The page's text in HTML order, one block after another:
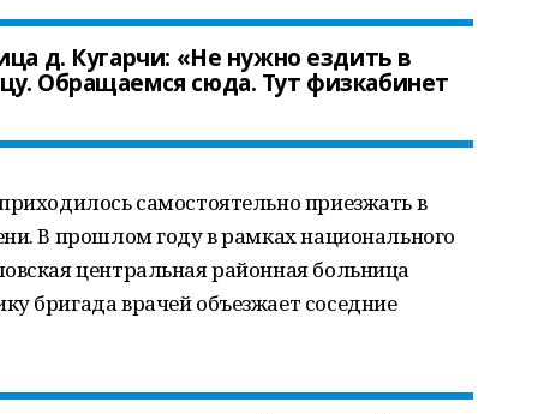
д. Кугарчи: «Не нужно ездить в
Обращаемся сюда. Тут физкабинет
самостоятельно приезжать в
В прошлом году в рамках национального
центральная районная больница
бригада врачей объезжает соседние